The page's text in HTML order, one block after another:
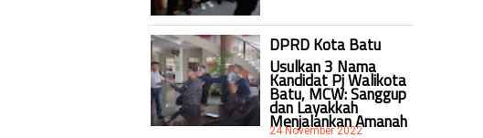
DPRD Kota Batu
Usulkan 3 Nama
Kandidat Pj Walikota
Batu, MCW: Sanggup
dan Layakkah
Menjalankan Amanah
24 November 2022